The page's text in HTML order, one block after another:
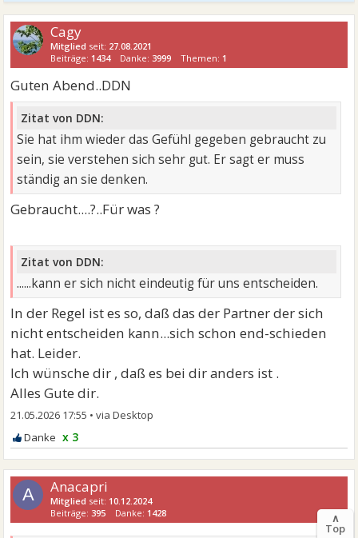
Cagy
Mitglied seit: 27.08.2021
Beiträge: 1434 Danke:3999 Themen: 1
Guten Abend..DDN
Zitat von DDN:
Sie hat ihm wieder das Gefühl gegeben gebraucht zu
sein, sie verstehen sich sehr gut. Er sagt er muss
ständig an sie denken.
Gebraucht....?..Für was ?
Zitat von DDN:
......kann er sich nicht eindeutig für uns entscheiden.
In der Regel ist es so, daß das der Partner der sich
nicht entscheiden kann...sich schon end-schieden
hat. Leider.
Ich wünsche dir , daß es bei dir anders ist .
Alles Gute dir.
21.05.2026 17:55 •
x 3
A Anacapri
Mitglied seit: 10.12.2024
Beiträge: 395 Danke: 1428 ∧
Top